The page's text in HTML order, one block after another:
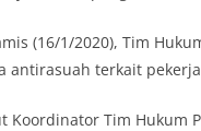
(16/1/2020), Tim
antirasuah terkait
Koordinator Tim Hukum